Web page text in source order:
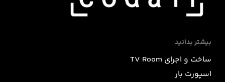
بیشتر بدانید
ساخت و اجرای TV Room
اسپورت بار